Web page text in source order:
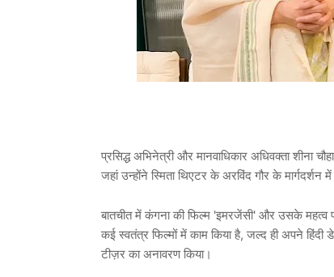
प्रसिद्ध अभिनेत्री और मानवाधिकार अधिवक्ता शीना
जहां उन्होंने स्मिता थिएटर के अरविंद गौर के मार्गदर्शन
बातचीत में कंगना की फिल्म 'इमरजेंसी' और उसके महत्व
कई स्वतंत्र फिल्मों में काम किया है, जल्द ही अपने
टीज़र का अनावरण किया।